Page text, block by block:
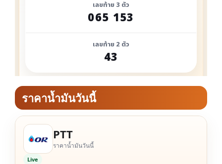
ราคาน้ำมันวันนี้
PTT
ราคาน้ำมันวันนี้
Live